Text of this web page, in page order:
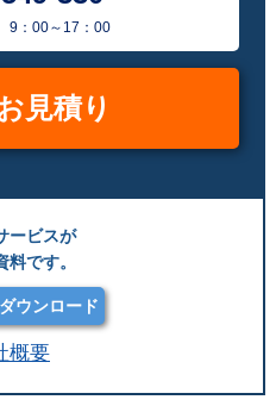
9：00～17：00
見積り
ービスが
料です。
ウンロード
概要